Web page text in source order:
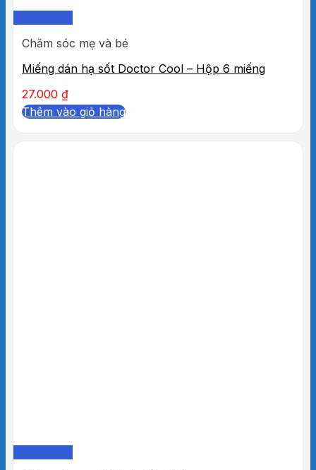
Chăm sóc mẹ và bé
Miếng dán hạ sốt Doctor Cool – Hộp 6 miếng
27.000 ₫
Thêm vào giỏ hàng